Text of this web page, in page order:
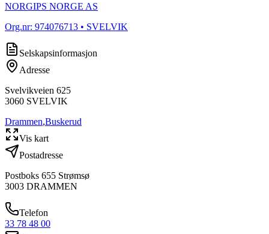
NORGIPS NORGE AS
Org.nr: 974076713 • SVELVIK
Selskapsinformasjon
Adresse
Svelvikveien 625
3060 SVELVIK
Drammen,Buskerud
Vis kart
Postadresse
Postboks 655 Strømsø
3003 DRAMMEN
Telefon
33 78 48 00